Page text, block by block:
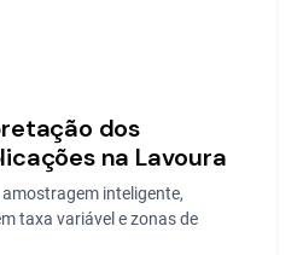
dos
na Lavoura
inteligente,
taxa variável e zonas de